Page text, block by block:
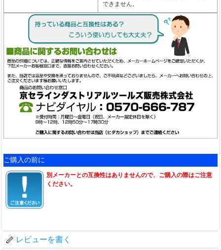
できません。
ご購入の前に
別メーカーとの互換性はありませんので、ご購入の際はご注意
ください。
レビューを書く